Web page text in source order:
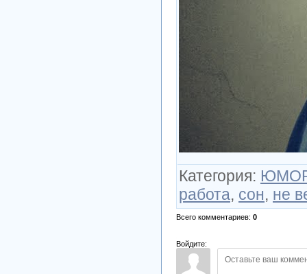
Категория:
работа, сон, не
Всего комментариев: 0
Войдите: